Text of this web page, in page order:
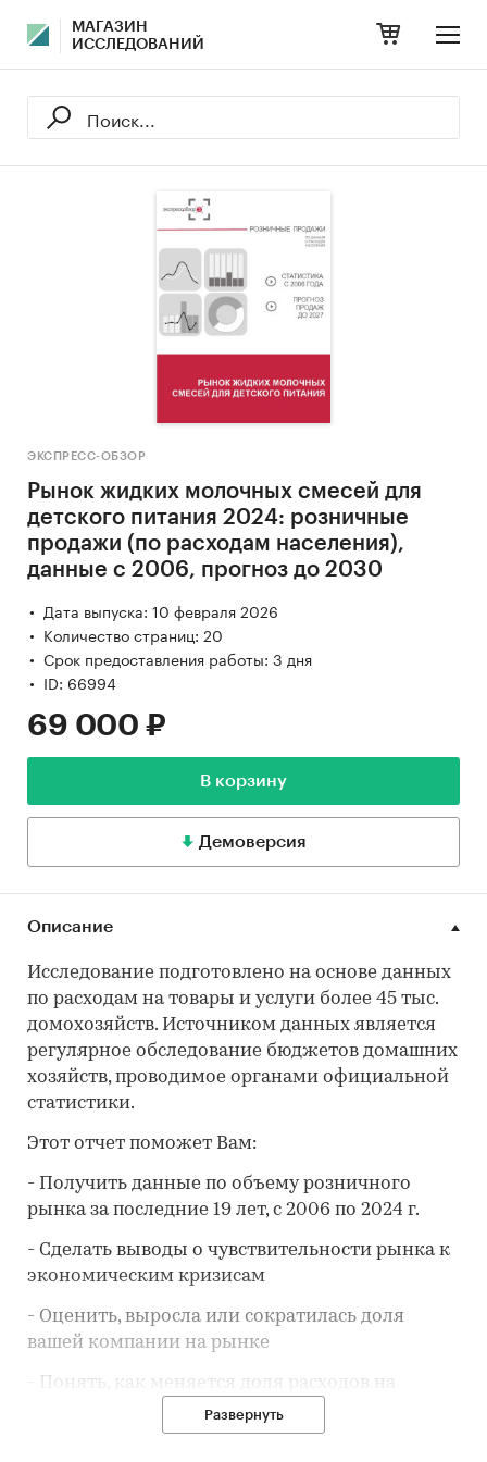
МАГАЗИН
ИССЛЕДОВАНИЙ
ЭКСПРЕСС-ОБЗОР
Рынок жидких молочных смесей для
детского питания 2024: розничные
продажи (по расходам населения),
данные с 2006, прогноз до 2030
Дата выпуска: 10 февраля 2026
Количество страниц: 20
Срок предоставления работы: 3 дня
ID: 66994
69 000 ₽
В корзину
Демоверсия
Описание
Исследование подготовлено на основе данных
по расходам на товары и услуги более 45 тыс.
домохозяйств. Источником данных является
регулярное обследование бюджетов домашних
хозяйств, проводимое органами официальной
статистики.
Этот отчет поможет Вам:
- Получить данные по объему розничного
рынка за последние 19 лет, с 2006 по 2024 г.
- Сделать выводы о чувствительности рынка к
экономическим кризисам
- Оценить, выросла или сократилась доля
вашей компании на рынке
- Понять, как меняется доля расходов на
в потребительской корзине
Развернуть